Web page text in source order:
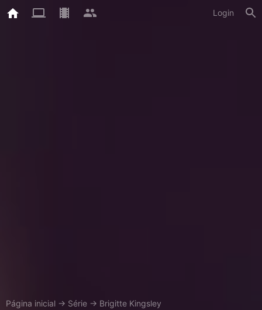
Login
Página inicial → Série → Brigitte Kingsley